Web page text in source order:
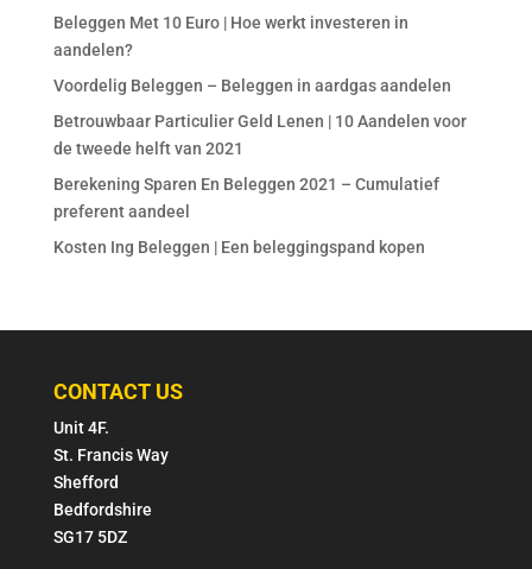
Beleggen Met 10 Euro | Hoe werkt investeren in
aandelen?
Voordelig Beleggen – Beleggen in aardgas aandelen
Betrouwbaar Particulier Geld Lenen | 10 Aandelen voor
de tweede helft van 2021
Berekening Sparen En Beleggen 2021 – Cumulatief
preferent aandeel
Kosten Ing Beleggen | Een beleggingspand kopen
CONTACT US
Unit 4F.
St. Francis Way
Shefford
Bedfordshire
SG17 5DZ